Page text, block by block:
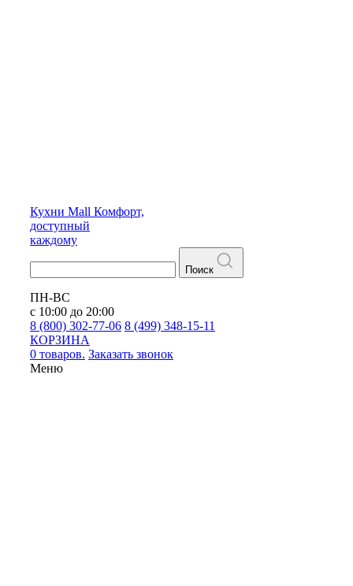
Кухни Mall Комфорт,
доступный
каждому
Поиск
ПН-ВС
с 10:00 до 20:00
8 (800) 302-77-06 8 (499) 348-15-11
КОРЗИНА
0 товаров. Заказать звонок
Меню